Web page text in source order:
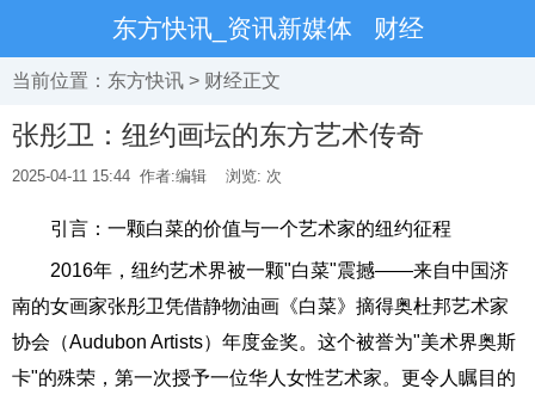
东方快讯_资讯新媒体 财经
当前位置： 东方快讯 > 财经正文
张彤卫：纽约画坛的东方艺术传奇
2025-04-11 15:44 作者:编辑 浏览: 次
引言：一颗白菜的价值与一个艺术家的纽约征程
2016年，纽约艺术界被一颗"白菜"震撼——来自中国济
南的女画家张彤卫凭借静物油画《白菜》摘得奥杜邦艺术家
协会（Audubon Artists）年度金奖。这个被誉为"美术界奥斯
卡"的殊荣，第一次授予一位华人女性艺术家。更令人瞩目的